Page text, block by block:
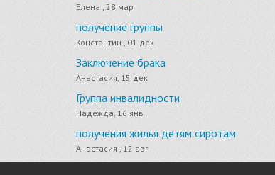
Елена , 28 мар
получение группы
Константин , 01 дек
Заключение брака
Анастасия, 15 дек
Группа инвалидности
Надежда, 16 янв
получения жилья детям сиротам
Анастасия , 12 авг